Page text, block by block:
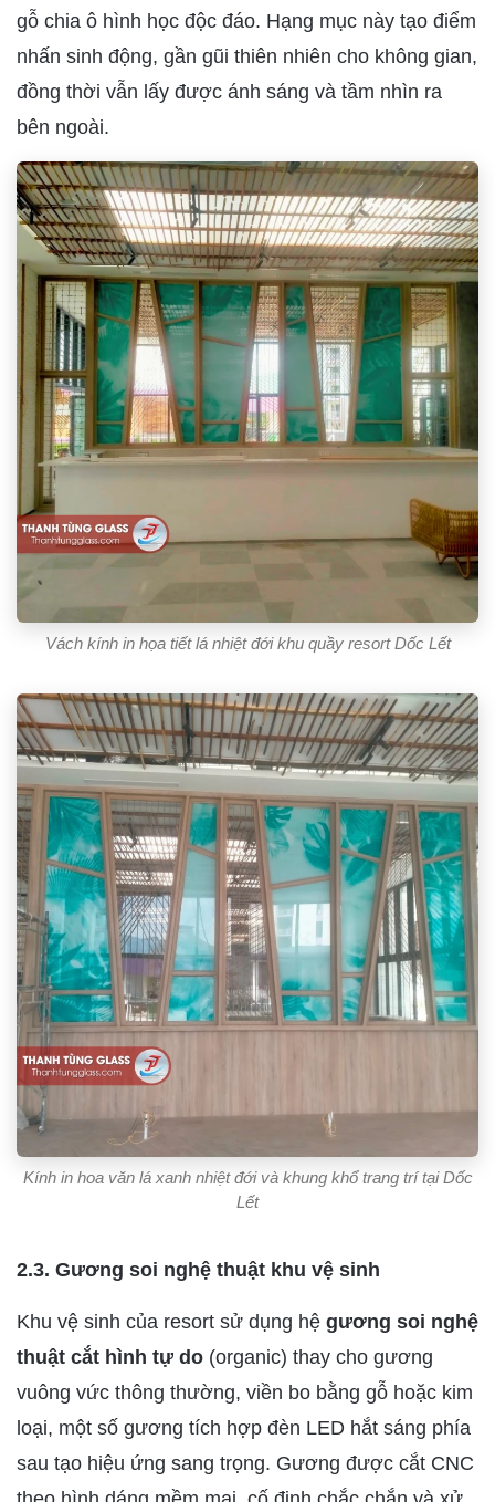
gỗ chia ô hình học độc đáo. Hạng mục này tạo điểm
nhấn sinh động, gần gũi thiên nhiên cho không gian,
đồng thời vẫn lấy được ánh sáng và tầm nhìn ra
bên ngoài.
Vách kính in họa tiết lá nhiệt đới khu quầy resort Dốc Lết
Kính in hoa văn lá xanh nhiệt đới và khung khổ trang trí tại Dốc
Lết
2.3. Gương soi nghệ thuật khu vệ sinh
Khu vệ sinh của resort sử dụng hệ gương soi nghệ
thuật cắt hình tự do (organic) thay cho gương
vuông vức thông thường, viền bo bằng gỗ hoặc kim
loại, một số gương tích hợp đèn LED hắt sáng phía
sau tạo hiệu ứng sang trọng. Gương được cắt CNC